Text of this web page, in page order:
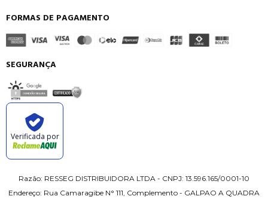
FORMAS DE PAGAMENTO
SEGURANÇA
Verificada por
Razão: RESSEG DISTRIBUIDORA LTDA - CNPJ: 13.596.165/0001-10
Endereço: Rua Camaragibe N° 111, Complemento - GALPAO A QUADRA